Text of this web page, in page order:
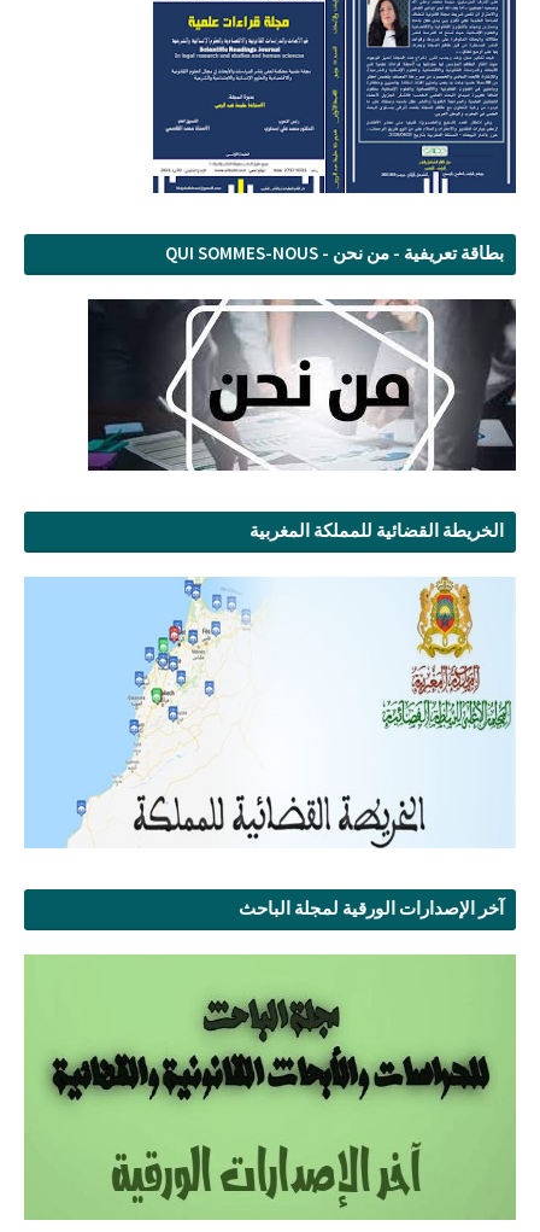
بطاقة تعريفية - من نحن - QUI SOMMES-NOUS
الخريطة القضائية للمملكة المغربية
آخر الإصدارات الورقية لمجلة الباحث